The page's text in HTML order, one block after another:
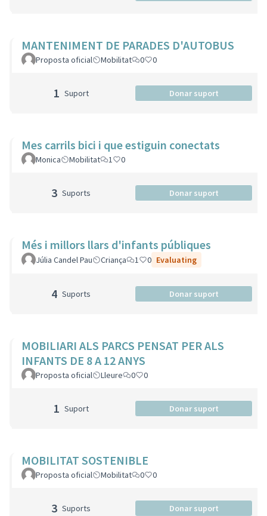
MANTENIMENT DE PARADES D'AUTOBUS
Proposta oficial Mobilitat 0 0
1 Suport Donar suport
Mes carrils bici i que estiguin conectats
Monica Mobilitat 1 0
3 Suports Donar suport
Més i millors llars d'infants públiques
Júlia Candel Pau Criança 1 0 Evaluating
4 Suports Donar suport
MOBILIARI ALS PARCS PENSAT PER ALS
INFANTS DE 8 A 12 ANYS
Proposta oficial Lleure 0 0
1 Suport Donar suport
MOBILITAT SOSTENIBLE
Proposta oficial Mobilitat 0 0
3 Suports Donar suport